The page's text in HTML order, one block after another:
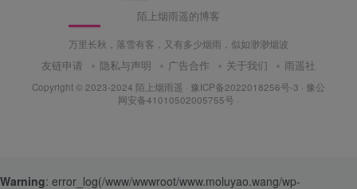
陌上烟雨遥的博客
万里长秋，落雪有客，又有多少烟雨，似如渺渺烟波
友链申请 隐私与声明 广告合作 关于我们 雨遥社
Copyright © 2023-2024 陌上烟雨遥 · 豫ICP备2022018256号-3 · 豫公
网安备41010502005755号 ·
Warning: error_log(/www/wwwroot/www.moluyao.wang/wp-